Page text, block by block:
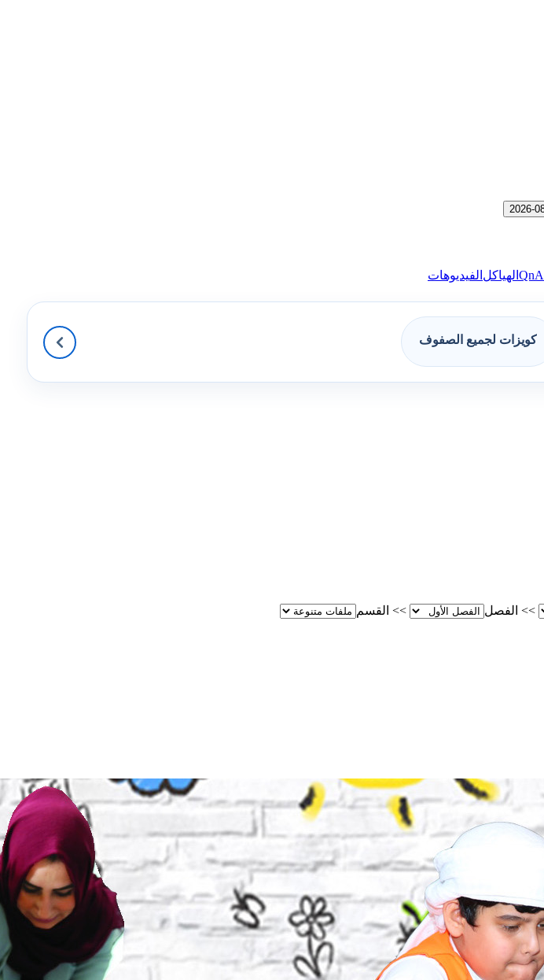
QnA الهياكل الفيديوهات
كويزات لجميع الصفوف
>> الفصل >> القسم